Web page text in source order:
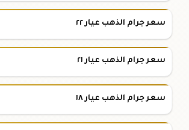
سعر جرام الذهب عيار ٢٢
سعر جرام الذهب عيار ٢١
سعر جرام الذهب عيار ١٨